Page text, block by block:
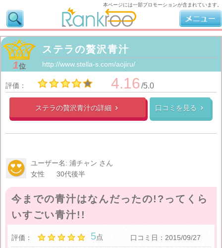
1位
ステラの贅沢青汁
http://www.stella-s.com/aojiru/
評価： 4.16/5.0
ステラの贅沢青汁の詳細  口コミを見る 
ユーザー名: 浦チャン さん
女性
30代後半
今までの青汁はなんだったの!?ってくら
いすごい青汁!!
評価： 5点 口コミ日：2015/09/27
本ページには一部プロモーションが含まれています。